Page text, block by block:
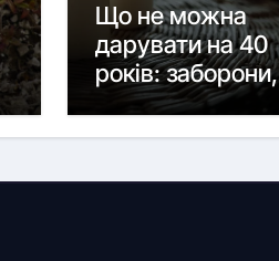
Що не можна
дарувати на 40
років: заборони,
прикмети та
розумні